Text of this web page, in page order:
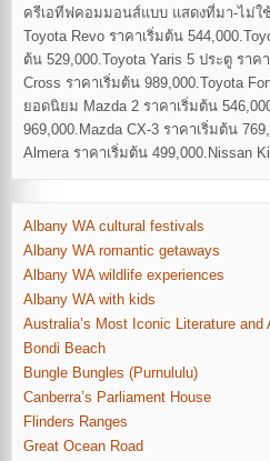
ครีเอทีฟคอมมอนส์แบบ แสดงที่มา-ไม่ใช้
Toyota Revo ราคาเริ่มต้น
ต้น 529,000.Toyota Yaris 5 ประตู ราค
Cross ราคาเริ่มต้น 989,000.Toyota
ยอดนิยม Mazda 2 ราคาเริ่มต้น
969,000.Mazda CX-3 ราคาเริ่มต้น
Almera ราคาเริ่มต้น 499,000.Nissan
Albany WA cultural festivals
Albany WA romantic getaways
Albany WA wildlife experiences
Albany WA with kids
Australia’s Most Iconic Literature and
Bondi Beach
Bungle Bungles (Purnululu)
Canberra’s Parliament House
Flinders Ranges
Great Ocean Road